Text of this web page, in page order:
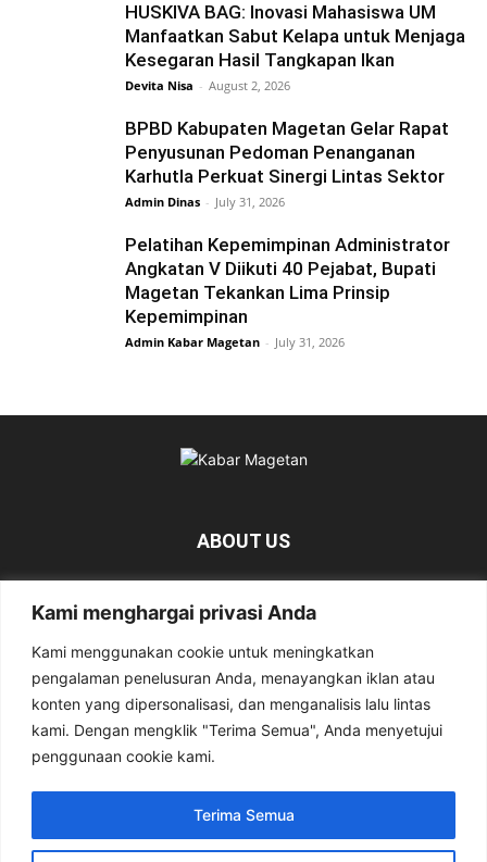
Kami menghargai privasi Anda
Kami menggunakan cookie untuk meningkatkan
pengalaman penelusuran Anda, menayangkan iklan atau
konten yang dipersonalisasi, dan menganalisis lalu lintas
kami. Dengan mengklik "Terima Semua", Anda menyetujui
penggunaan cookie kami.
Terima Semua
HUSKIVA BAG: Inovasi Mahasiswa UM
Manfaatkan Sabut Kelapa untuk Menjaga
Kesegaran Hasil Tangkapan Ikan
Devita Nisa - August 2, 2026
BPBD Kabupaten Magetan Gelar Rapat
Penyusunan Pedoman Penanganan
Karhutla Perkuat Sinergi Lintas Sektor
Admin Dinas - July 31, 2026
Pelatihan Kepemimpinan Administrator
Angkatan V Diikuti 40 Pejabat, Bupati
Magetan Tekankan Lima Prinsip
Kepemimpinan
Admin Kabar Magetan - July 31, 2026
ABOUT US
berita tentang Magetan yang bersumber dari berbagai
Contact us:kabarmagetan@gmail.com
FOLLOW US